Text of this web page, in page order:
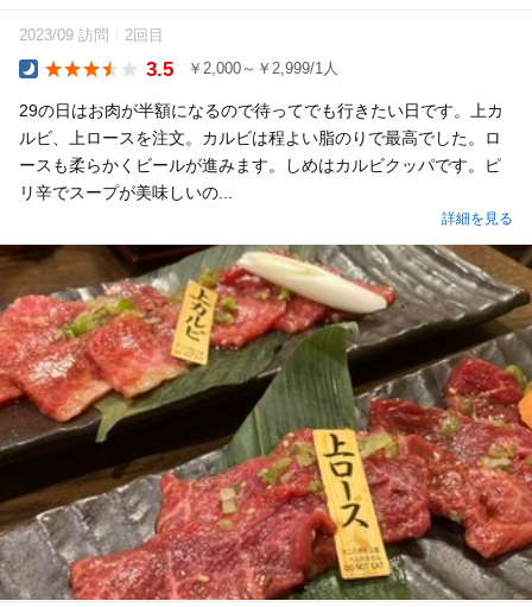
2023/09 訪問 2回目
3.5 ￥2,000～￥2,999/1人
29の日はお肉が半額になるので待ってでも行きたい日です。上カ
ルビ、上ロースを注文。カルビは程よい脂のりで最高でした。ロ
ースも柔らかくビールが進みます。しめはカルビクッパです。ピ
リ辛でスープが美味しいの...
詳細を見る